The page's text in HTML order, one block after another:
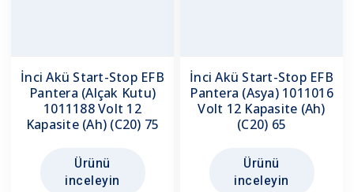
İnci Akü Start-Stop EFB
Pantera (Alçak Kutu)
1011188 Volt 12
Kapasite (Ah) (C20) 75
Ürünü
inceleyin
İnci Akü Start-Stop EFB
Pantera (Asya) 1011016
Volt 12 Kapasite (Ah)
(C20) 65
Ürünü
inceleyin